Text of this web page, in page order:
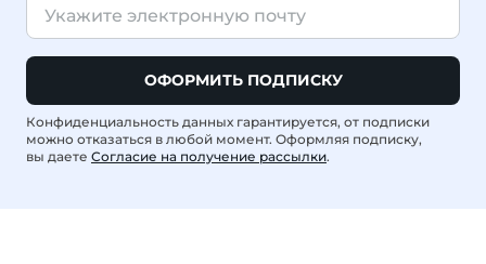
ОФОРМИТЬ ПОДПИСКУ
Конфиденциальность данных гарантируется, от подписки
можно отказаться в любой момент. Оформляя подписку,
вы даете Согласие на получение рассылки.